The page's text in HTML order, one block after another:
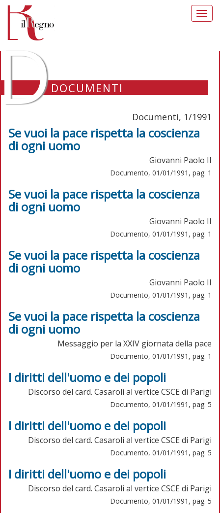
DOCUMENTI
Documenti, 1/1991
Se vuoi la pace rispetta la coscienza
di ogni uomo
Giovanni Paolo II
Documento, 01/01/1991, pag. 1
Se vuoi la pace rispetta la coscienza
di ogni uomo
Giovanni Paolo II
Documento, 01/01/1991, pag. 1
Se vuoi la pace rispetta la coscienza
di ogni uomo
Giovanni Paolo II
Documento, 01/01/1991, pag. 1
Se vuoi la pace rispetta la coscienza
di ogni uomo
Messaggio per la XXIV giornata della pace
Documento, 01/01/1991, pag. 1
I diritti dell'uomo e dei popoli
Discorso del card. Casaroli al vertice CSCE di Parigi
Documento, 01/01/1991, pag. 5
I diritti dell'uomo e dei popoli
Discorso del card. Casaroli al vertice CSCE di Parigi
Documento, 01/01/1991, pag. 5
I diritti dell'uomo e dei popoli
Discorso del card. Casaroli al vertice CSCE di Parigi
Documento, 01/01/1991, pag. 5